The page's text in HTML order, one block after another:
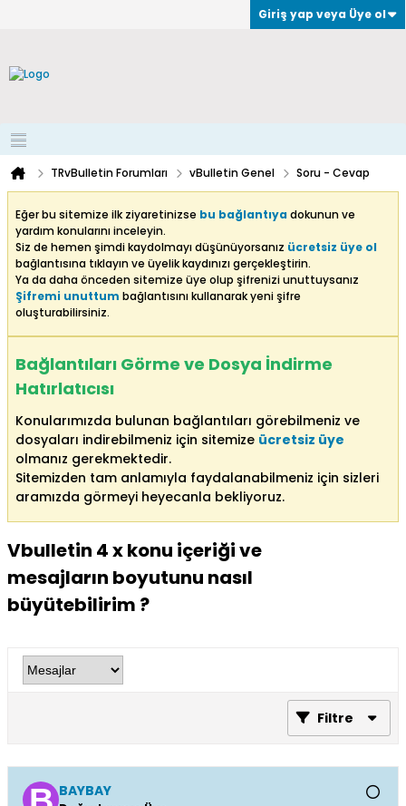
Giriş yap veya Üye ol
TRvBulletin Forumları vBulletin Genel Soru - Cevap
Eğer bu sitemize ilk ziyaretinizse bu bağlantıyadokunun ve
yardım konularını inceleyin.
Siz de hemen şimdi kaydolmayı düşünüyorsanız ücretsiz üye ol
bağlantısına tıklayın ve üyelik kaydınızı gerçekleştirin.
Ya da daha önceden sitemize üye olup şifrenizi unuttuysanız
Şifremi unuttum bağlantısını kullanarak yeni şifre
oluşturabilirsiniz.
Bağlantıları Görme ve Dosya İndirme
Hatırlatıcısı
Konularımızda bulunan bağlantıları görebilmeniz ve
dosyaları indirebilmeniz için sitemize ücretsiz üye
olmanız gerekmektedir.
Sitemizden tam anlamıyla faydalanabilmeniz için sizleri
aramızda görmeyi heyecanla bekliyoruz.
Vbulletin 4 x konu içeriği ve
mesajların boyutunu nasıl
büyütebilirim ?
Filtre
BAYBAY